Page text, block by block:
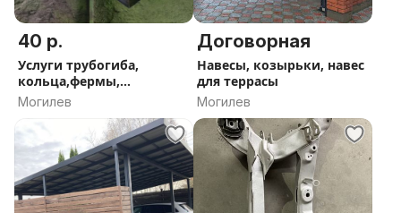
40 р.
Услуги трубогиба,
кольца,фермы,
сварочные работы,
Могилев
Договорная
Навесы, козырьки, навес
для террасы
Могилев